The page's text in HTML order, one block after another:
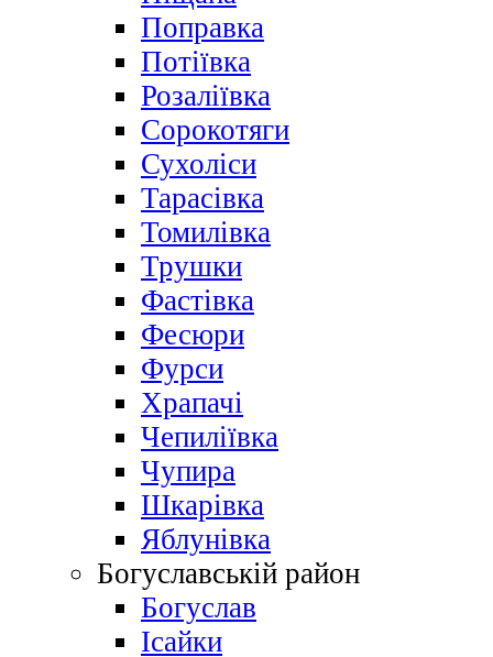
Поправка
Потіївка
Розаліївка
Сорокотяги
Сухоліси
Тарасівка
Томилівка
Трушки
Фастівка
Фесюри
Фурси
Храпачі
Чепиліївка
Чупира
Шкарівка
Яблунівка
Богуславській район
Богуслав
Ісайки